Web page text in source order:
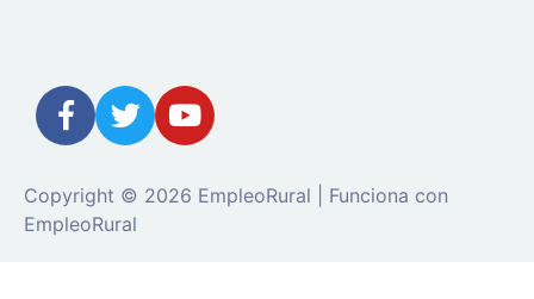
Copyright © 2026 EmpleoRural | Funciona con
EmpleoRural